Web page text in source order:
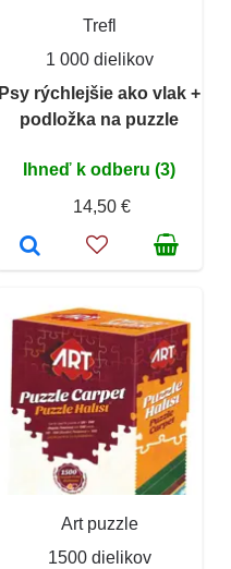
Trefl
1 000 dielikov
Psy rýchlejšie ako vlak +
podložka na puzzle
Ihneď k odberu (3)
14,50 €
Art puzzle
1500 dielikov